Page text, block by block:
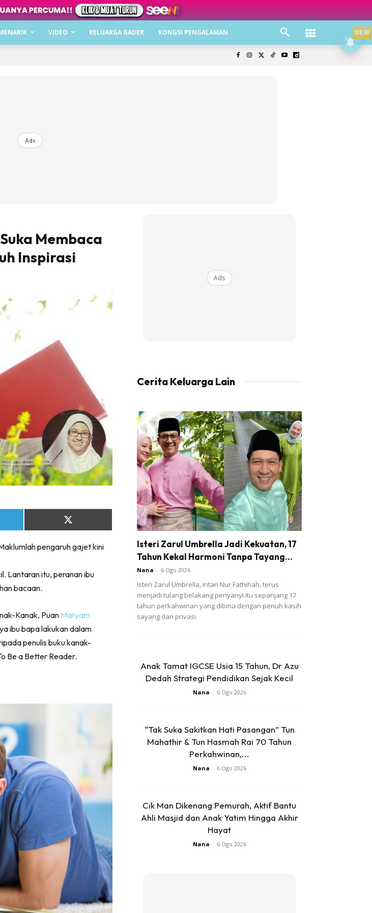
VIDEO KELUARGA GADER KONGSI PENGALAMAN
Ads
Membaca
Inspirasi
Share
on
(Twitter)
pengaruh gajet kini
Lantaran itu, peranan ibu
bacaan.
Kanak, Puan Maryam
ibu bapa lakukan dalam
penulis buku kanak-
Be a Better Reader.
Ads
Cerita Keluarga Lain
Isteri Zarul Umbrella Jadi Kekuatan, 17
Tahun Kekal Harmoni Tanpa Tayang...
Nana - 6 Ogo 2026
Isteri Zarul Umbrella, Intan Nur Fathihah, terus
menjadi tulang belakang penyanyi itu sepanjang 17
tahun perkahwinan yang dibina dengan penuh kasih
sayang dan privasi.
Anak Tamat IGCSE Usia 15 Tahun, Dr Azu
Dedah Strategi Pendidikan Sejak Kecil
Nana - 6 Ogo 2026
“Tak Suka Sakitkan Hati Pasangan” Tun
Mahathir & Tun Hasmah Rai 70 Tahun
Perkahwinan,...
Nana - 6 Ogo 2026
Cik Man Dikenang Pemurah, Aktif Bantu
Ahli Masjid dan Anak Yatim Hingga Akhir
Hayat
Nana - 6 Ogo 2026
NEW